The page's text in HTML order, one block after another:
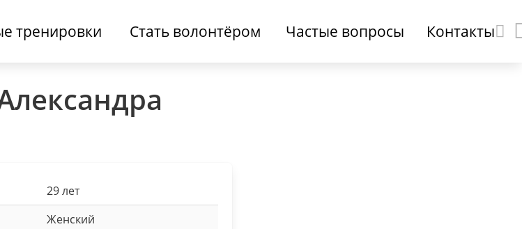
тренировки Стать волонтёром Частые вопросы Контакты
29 лет
Женский